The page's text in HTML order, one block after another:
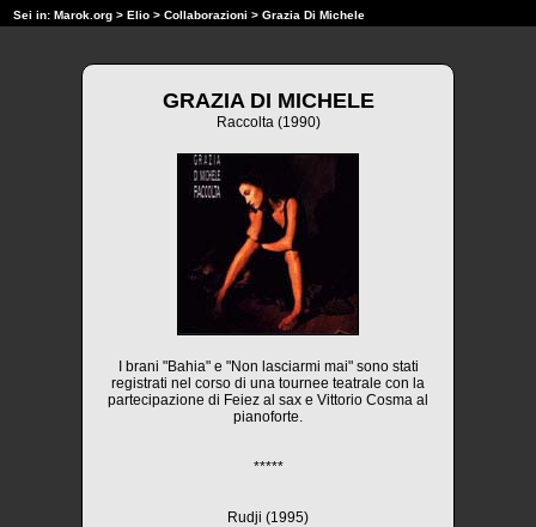
Sei in: Marok.org > Elio > Collaborazioni > Grazia Di Michele
GRAZIA DI MICHELE
Raccolta (1990)
I brani "Bahia" e "Non lasciarmi mai" sono stati
registrati nel corso di una tournee teatrale con la
partecipazione di Feiez al sax e Vittorio Cosma al
pianoforte.
*****
Rudji (1995)